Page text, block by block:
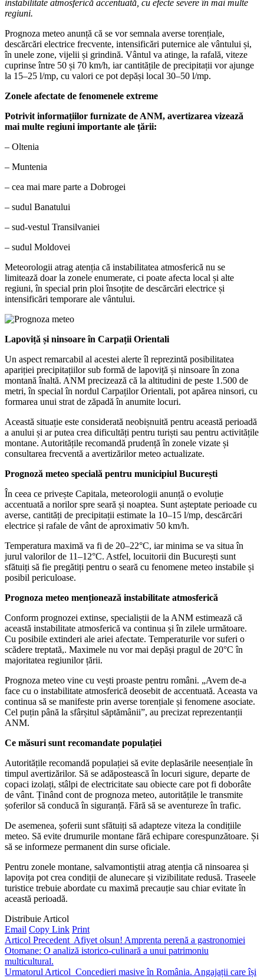
instabilitate atmosferică accentuată, cu efecte severe în mai multe
regiuni.
Prognoza meteo anunță că se vor semnala averse torențiale,
descărcări electrice frecvente, intensificări puternice ale vântului și,
în unele zone, vijelii și grindină. Vântul va atinge, la rafală, viteze
cuprinse între 50 și 70 km/h, iar cantitățile de precipitații vor ajunge
la 15–25 l/mp, cu valori ce pot depăși local 30–50 l/mp.
Zonele afectate de fenomenele extreme
Potrivit informațiilor furnizate de ANM, avertizarea vizează
mai multe regiuni importante ale țării:
– Oltenia
– Muntenia
– cea mai mare parte a Dobrogei
– sudul Banatului
– sud-vestul Transilvaniei
– sudul Moldovei
Meteorologii atrag atenția că instabilitatea atmosferică nu se
limitează doar la zonele enumerate, ci poate afecta local și alte
regiuni, în special prin ploi însoțite de descărcări electrice și
intensificări temporare ale vântului.
Lapoviță și ninsoare în Carpații Orientali
Un aspect remarcabil al acestei alerte îl reprezintă posibilitatea
apariției precipitațiilor sub formă de lapoviță și ninsoare în zona
montană înaltă. ANM precizează că la altitudini de peste 1.500 de
metri, în special în nordul Carpaților Orientali, pot apărea ninsori, cu
formarea unui strat de zăpadă în anumite locuri.
Această situație este considerată neobișnuită pentru această perioadă
a anului și ar putea crea dificultăți pentru turiști sau pentru activitățile
montane. Autoritățile recomandă prudență în zonele vizate și
consultarea frecventă a avertizărilor meteo actualizate.
Prognoză meteo specială pentru municipiul București
În ceea ce privește Capitala, meteorologii anunță o evoluție
accentuată a norilor spre seară și noaptea. Sunt așteptate perioade cu
averse, cantități de precipitații estimate la 10–15 l/mp, descărcări
electrice și rafale de vânt de aproximativ 50 km/h.
Temperatura maximă va fi de 20–22°C, iar minima se va situa în
jurul valorilor de 11–12°C. Astfel, locuitorii din București sunt
sfătuiți să fie pregătiți pentru o seară cu fenomene meteo instabile și
posibil periculoase.
Prognoza meteo menționează instabilitate atmosferică
Conform prognozei extinse, specialiștii de la ANM estimează că
această instabilitate atmosferică va continua și în zilele următoare.
Cu posibile extinderi ale ariei afectate. Temperaturile vor suferi o
scădere treptată,. Maximele nu vor mai depăși pragul de 20°C în
majoritatea regiunilor țării.
Prognoza meteo vine cu vești proaste pentru români. „Avem de-a
face cu o instabilitate atmosferică deosebit de accentuată. Aceasta va
continua să se manifeste prin averse torențiale și fenomene asociate.
Cel puțin până la sfârșitul săptămânii”, au precizat reprezentanții
ANM.
Ce măsuri sunt recomandate populației
Autoritățile recomandă populației să evite deplasările neesențiale în
timpul avertizărilor. Să se adăpostească în locuri sigure, departe de
copaci izolați, stâlpi de electricitate sau obiecte care pot fi doborâte
de vânt. Ținând cont de prognoza meteo, autoritățile le transmite
șoferilor să conducă în siguranță. Fără să se aventureze în trafic.
De asemenea, șoferii sunt sfătuiți să adapteze viteza la condițiile
meteo. Să evite drumurile montane fără echipare corespunzătoare. Și
să se informeze permanent din surse oficiale.
Pentru zonele montane, salvamontiștii atrag atenția că ninsoarea și
lapovița pot crea condiții de alunecare și vizibilitate redusă. Traseele
turistice trebuie abordate cu maximă precauție sau chiar evitate în
această perioadă.
Distribuie Articol
Email Copy Link Print
Articol Precedent Afiyet olsun! Amprenta perenă a gastronomiei
Otomane: O analiză istorico-culinară a unui patrimoniu
multicultural.
Urmatorul Articol Concedieri masive în România. Angajații care își